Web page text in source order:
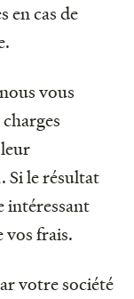
en cas de
vous
Si le résultat
intéressant
vos frais.
votre société